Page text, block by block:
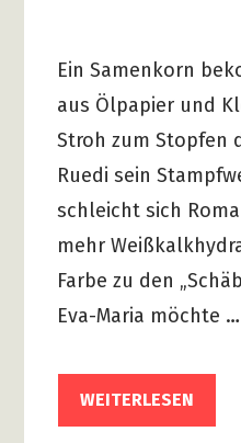
Ein Samenkorn
aus Ölpapier und
Stroh zum Stopfen
Ruedi sein
schleicht sich
mehr
Farbe zu den
Eva-Maria möchte …
WEITERLESEN